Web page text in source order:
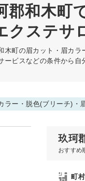
郡和木町
クステサ
木町の眉カット・眉カラ
ービスなどの条件から自
ラー・脱色(ブリーチ)・
玖珂
おすすめ
町